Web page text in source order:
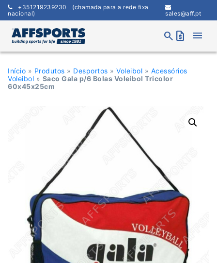
Skip
content
+351219239230 (chamada para a rede fixa
nacional)
sales@aff.pt
search request_quote menu
Início » Produtos » Desportos » Voleibol » Acessórios
Voleibol » Saco Gala p/6 Bolas Voleibol Tricolor
60x45x25cm